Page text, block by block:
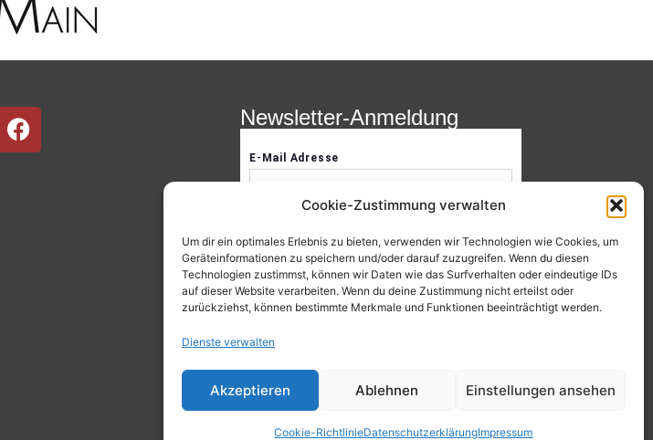
Cookie-Zustimmung verwalten
Um dir ein optimales Erlebnis zu bieten, verwenden wir Technologien wie Cookies, um
Geräteinformationen zu speichern und/oder darauf zuzugreifen. Wenn du diesen
Technologien zustimmst, können wir Daten wie das Surfverhalten oder eindeutige IDs
auf dieser Website verarbeiten. Wenn du deine Zustimmung nicht erteilst oder
zurückziehst, können bestimmte Merkmale und Funktionen beeinträchtigt werden.
Dienste verwalten
Akzeptieren Ablehnen Einstellungen ansehen
Cookie-RichtlinieDatenschutzerklärungImpressum
Newsletter-Anmeldung